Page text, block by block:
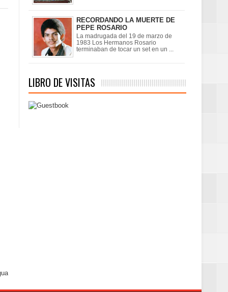
RECORDANDO LA MUERTE DE
PEPE ROSARIO
La madrugada del 19 de marzo de
1983 Los Hermanos Rosario
terminaban de tocar un set en un ...
LIBRO DE VISITAS